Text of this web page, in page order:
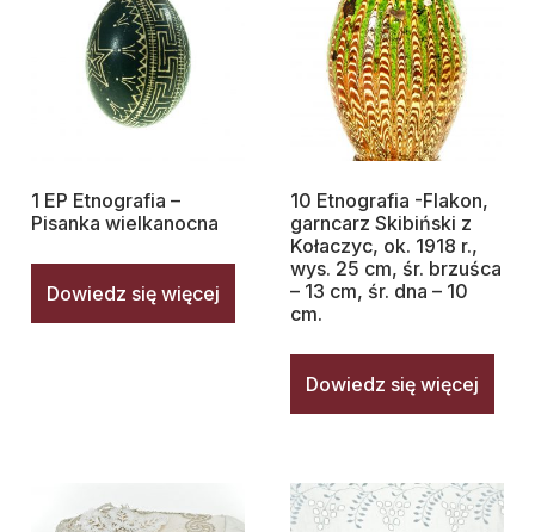
1 EP Etnografia –
Pisanka wielkanocna
Dowiedz się więcej
10 Etnografia -Flakon,
garncarz Skibiński z
Kołaczyc, ok. 1918 r.,
wys. 25 cm, śr. brzuśca
– 13 cm, śr. dna – 10
cm.
Dowiedz się więcej